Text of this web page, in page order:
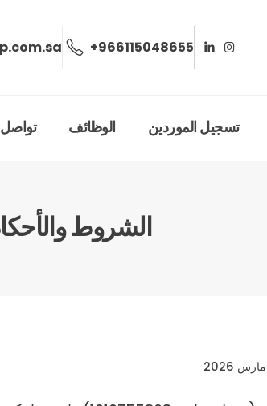
+966115048655
تسجيل الموردين الوظائف تواصل
الشروط